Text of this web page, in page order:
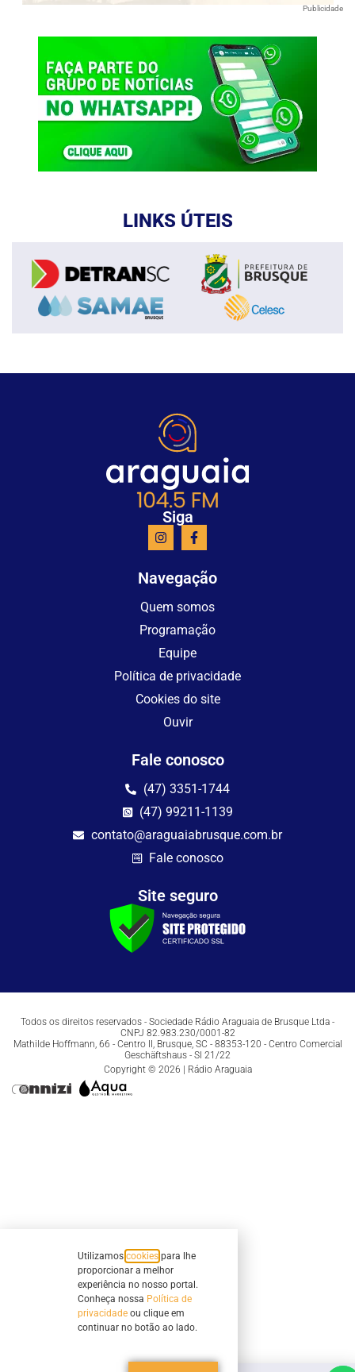
Publicidade
LINKS ÚTEIS
Siga
Navegação
Quem somos
Programação
Equipe
Política de privacidade
Cookies do site
Ouvir
Fale conosco
(47) 3351-1744
(47) 99211-1139
contato@araguaiabrusque.com.br
Fale conosco
Site seguro
Todos os direitos reservados - Sociedade Rádio Araguaia de Brusque Ltda -
CNPJ 82.983.230/0001-82
Mathilde Hoffmann, 66 - Centro II, Brusque, SC - 88353-120 - Centro Comercial
Geschäftshaus - Sl 21/22
Copyright © 2026 | Rádio Araguaia
Utilizamos cookies para lhe
proporcionar a melhor
experiência no nosso portal.
Conheça nossa Política de
privacidade ou clique em
continuar no botão ao lado.